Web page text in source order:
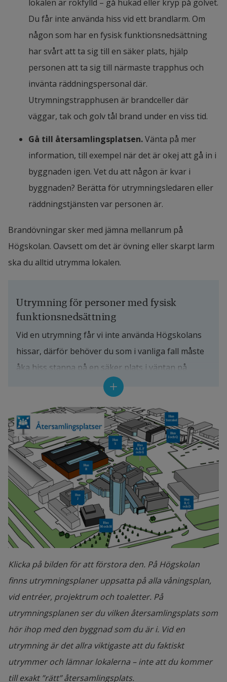
lokalen är rökfylld – gå hukad eller kryp på golvet.
Du får inte använda hiss vid ett brandlarm. Om
någon som har en fysisk funktionsnedsättning
har svårt att ta sig till en säker plats, hjälp
personen att ta sig till närmaste trapphus och
invänta räddningspersonal där.
Utrymningstrapphusen är brandceller där
väggar, tak och golv tål brand under en viss tid.
Gå till återsamlingsplatsen. Vänta på mer
information, till exempel när det är okej att gå in i
byggnaden igen. Vet du att någon är kvar i
byggnaden? Berätta för utrymningsledaren eller
räddningstjänsten var personen är.
Brandövningar sker med jämna mellanrum på
Högskolan. Oavsett om det är övning eller skarpt larm
ska du alltid utrymma lokalen.
Utrymning för personer med fysisk
funktionsnedsättning
Vid en utrymning får vi inte använda Högskolans
hissar, därför behöver du som i vanliga fall måste
åka hiss stanna på en säker plats i väntan på
Du som själv har en fysisk
funktionsnedsättning:
Ta dig till en säker flyktplats och vänta på
hjälp där.
Be någon om hjälp att meddela
utrymningsledare eller räddningstjänst var
du är.
Om du är ensam, ring 112 eller till
Journumret för campus i Halmstad: 035-
299 10 30
Journumret för Campus Varberg: 010-
210 95 00
Du som har en studiekamrat med en fysisk
Klicka på bilden för att förstora den. På Högskolan
finns utrymningsplaner uppsatta på alla våningsplan,
vid entréer, projektrum och toaletter. På
utrymningsplanen ser du vilken återsamlingsplats som
hör ihop med den byggnad som du är i. Vid en
utrymning är det allra viktigaste att du faktiskt
utrymmer och lämnar lokalerna – inte att du kommer
till exakt ”rätt” återsamlingsplats.